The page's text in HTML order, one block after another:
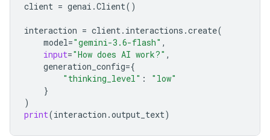
client = genai .Client()
interaction = client. interactions .create(
model="gemini-3.6-flash" ,
input="How does AI work?" ,
generation_config={
"thinking_level" :
"low"
}
)
print(interaction .output_text)